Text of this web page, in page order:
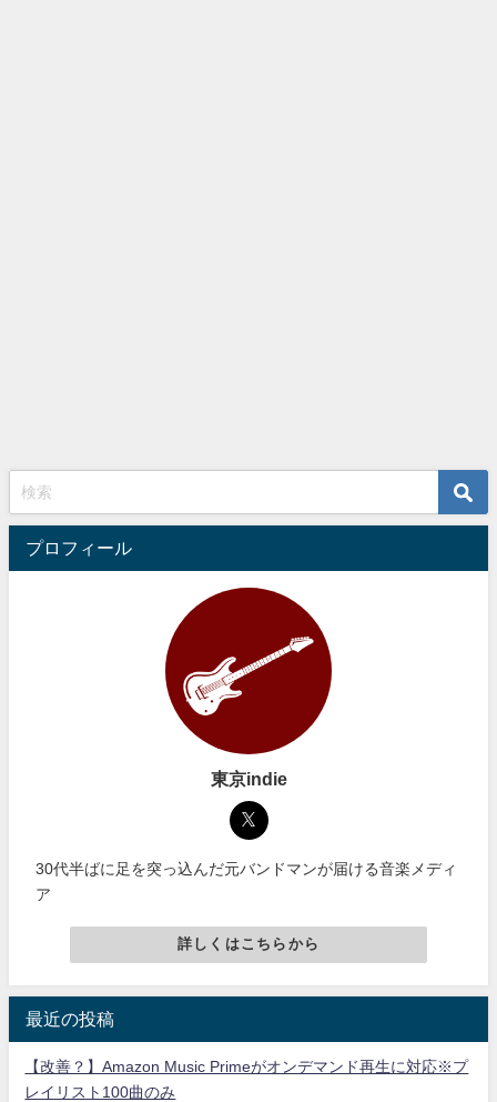
プロフィール
東京indie
30代半ばに足を突っ込んだ元バンドマンが届ける音楽メディ
ア
詳しくはこちらから
最近の投稿
【改善？】Amazon Music Primeがオンデマンド再生に対応※プ
レイリスト100曲のみ